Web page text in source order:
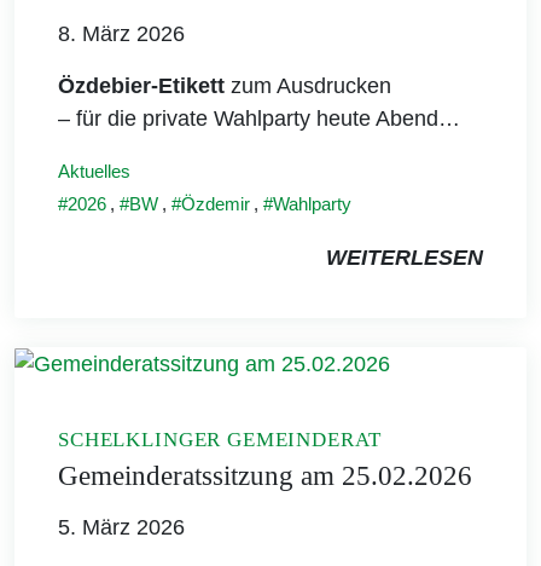
8. März 2026
Özdebier-Etikett zum Ausdrucken
– für die private Wahlparty heute Abend…
Aktuelles
2026 , BW , Özdemir , Wahlparty
WEITERLESEN
SCHELKLINGER GEMEINDERAT
Gemeinderatssitzung am 25.02.2026
5. März 2026